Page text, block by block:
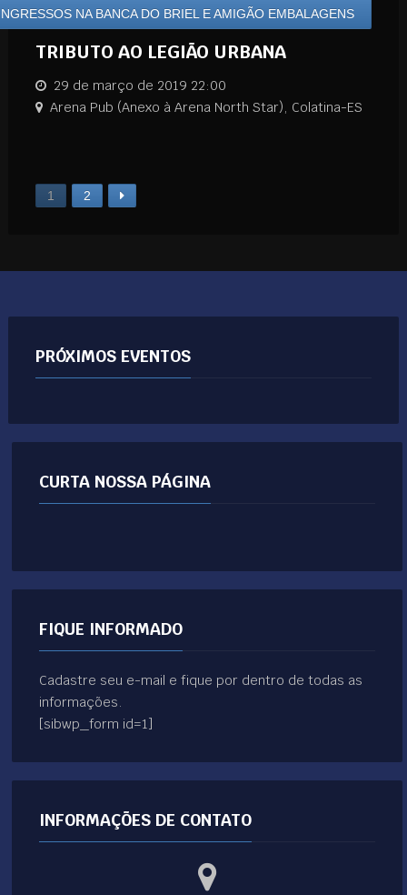
NA BANCA DO BRIEL E AMIGÃO EMBALAGENS
TRIBUTO AO LEGIÃO URBANA
29 de março de 2019 22:00
Arena Pub (Anexo à Arena North Star), Colatina-ES
1 2
PRÓXIMOS EVENTOS
CURTA NOSSA PÁGINA
FIQUE INFORMADO
Cadastre seu e-mail e fique por dentro de todas as
informações.
[sibwp_form id=1]
INFORMAÇÕES DE CONTATO